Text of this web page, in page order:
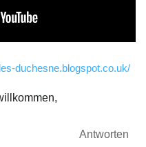
duchesne.blogspot.co.uk/
Antworten